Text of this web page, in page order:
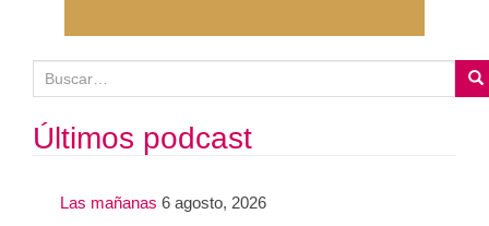
u
s
c
Últimos podcast
Las mañanas 6 agosto, 2026